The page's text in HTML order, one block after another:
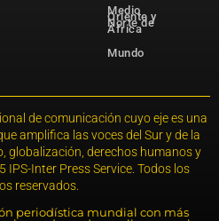
Medio
Oriente y
Norte de
África
Mundo
de comunicación cuyo eje es una
amplifica las voces del Sur y de la
globalización, derechos humanos y
Inter Press Service. Todos los
reservados.
periodística mundial con más